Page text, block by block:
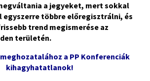
a jegyeket, mert sokkal
egyszerre többre előregisztrálni, és
trend megismerése az
területén.
a PP Konferenciák
kihagyhatatlanok!